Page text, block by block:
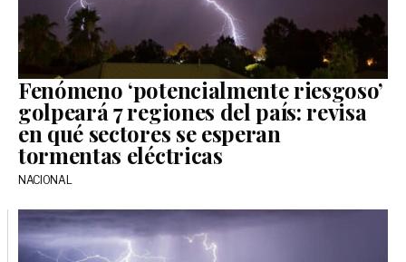
Fenómeno ‘potencialmente riesgoso’
golpeará 7 regiones del país: revisa
en qué sectores se esperan
tormentas eléctricas
NACIONAL